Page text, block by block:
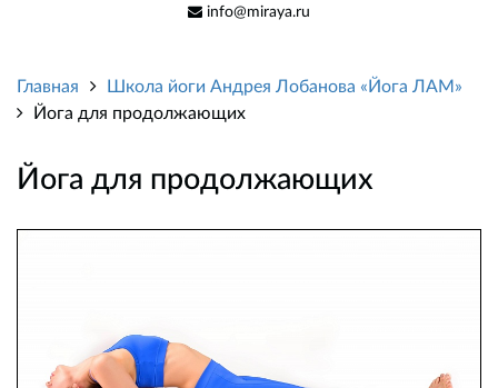
info@miraya.ru
Главная
Школа йоги Андрея Лобанова «Йога ЛАМ»
Йога для продолжающих
Йога для продолжающих